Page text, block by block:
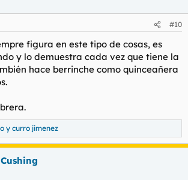
#10
figura en este tipo de cosas, es
y lo demuestra cada vez que tiene la
hace berrinche como quinceañera
y curro jimenez